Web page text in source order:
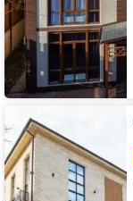
дом
Вершина